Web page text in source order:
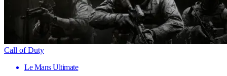
Call of Duty
Le Mans Ultimate